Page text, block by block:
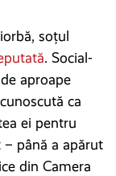
soțul
. Social-
aproape
ca
ei pentru
până a apărut
din Camera